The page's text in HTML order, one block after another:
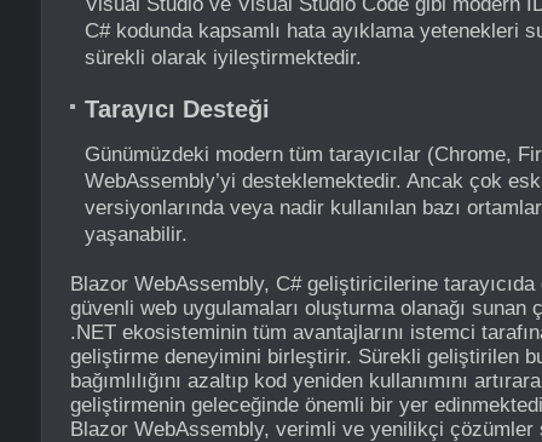
C# kodunda kapsamlı hata ayıklama yetenekleri
sürekli olarak iyileştirmektedir.
Tarayıcı Desteği
Günümüzdeki modern tüm tarayıcılar (Chrome,
WebAssembly’yi desteklemektedir. Ancak çok
versiyonlarında veya nadir kullanılan bazı
yaşanabilir.
Blazor WebAssembly, C# geliştiricilerine
güvenli web uygulamaları oluşturma olanağı sunan
.NET ekosisteminin tüm avantajlarını istemci
geliştirme deneyimini birleştirir. Sürekli geliştirilen
bağımlılığını azaltıp kod yeniden kullanımını
geliştirmenin geleceğinde önemli bir yer
Blazor WebAssembly, verimli ve yenilikçi çözümler